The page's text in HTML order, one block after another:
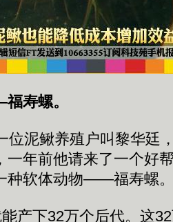
寿螺。
泥鳅养殖户叫黎华廷
一年前他请来了一个好
种软体动物——福寿螺
产下32万个后代。这